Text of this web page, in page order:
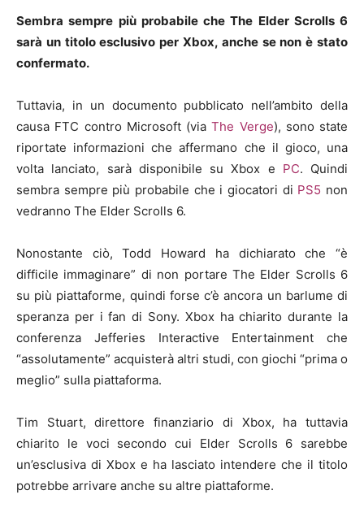
Sembra sempre più probabile che The Elder Scrolls 6
sarà un titolo esclusivo per Xbox, anche se non è stato
confermato.
Tuttavia, in un documento pubblicato nell’ambito della
causa FTC contro Microsoft (viaThe Verge), sono state
riportate informazioni che affermano che il gioco, una
volta lanciato, sarà disponibile su Xbox e PC. Quindi
sembra sempre più probabile che i giocatori di PS5 non
vedranno The Elder Scrolls 6.
Nonostante ciò, Todd Howard ha dichiarato che “è
difficile immaginare” di non portare The Elder Scrolls 6
su più piattaforme, quindi forse c’è ancora un barlume di
speranza per i fan di Sony. Xbox ha chiarito durante la
conferenza Jefferies Interactive Entertainment che
“assolutamente” acquisterà altri studi, con giochi “prima o
meglio” sulla piattaforma.
Tim Stuart, direttore finanziario di Xbox, ha tuttavia
chiarito le voci secondo cui Elder Scrolls 6 sarebbe
un’esclusiva di Xbox e ha lasciato intendere che il titolo
potrebbe arrivare anche su altre piattaforme.